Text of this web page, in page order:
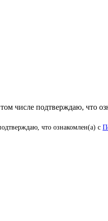
числе подтверждаю, что
что ознакомлен(а) с